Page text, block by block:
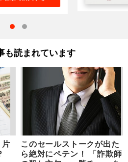
も読まれています
このセールストークが出た
ら絶対にペテン！ 「詐欺師